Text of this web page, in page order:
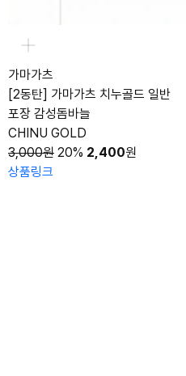
가마가츠
[2동탄] 가마가츠 치누골드 일반
포장 감성돔바늘
CHINU GOLD
3,000원 20% 2,400원
상품링크